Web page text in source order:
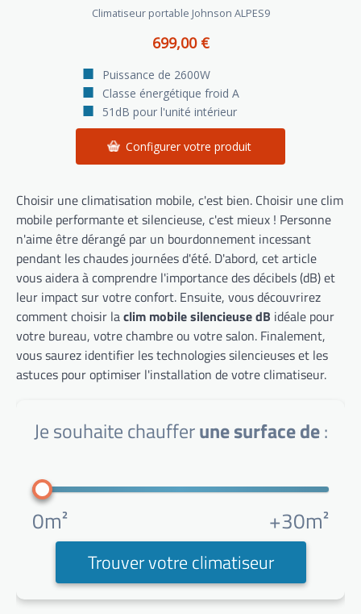
Climatiseur portable Johnson ALPES9
699,00 €
Puissance de 2600W
Classe énergétique froid A
51dB pour l'unité intérieur
Configurer votre produit
Choisir une climatisation mobile, c'est bien. Choisir une clim
mobile performante et silencieuse, c'est mieux ! Personne
n'aime être dérangé par un bourdonnement incessant
pendant les chaudes journées d'été. D'abord, cet article
vous aidera à comprendre l'importance des décibels (dB) et
leur impact sur votre confort. Ensuite, vous découvrirez
comment choisir laclim mobile silencieuse dB idéale pour
votre bureau, votre chambre ou votre salon. Finalement,
vous saurez identifier les technologies silencieuses et les
astuces pour optimiser l'installation de votre climatiseur.
Je souhaite chaufferune surface de:
0m² +30m²
Trouver votre climatiseur